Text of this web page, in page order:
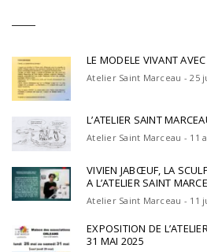
LE MODELE VIVANT
Atelier Saint Marceau - 25
L’ATELIER SAINT
Atelier Saint Marceau - 11
VIVIEN JABŒUF, LA
A L’ATELIER SAINT
Atelier Saint Marceau - 11
EXPOSITION DE
31 MAI 2025